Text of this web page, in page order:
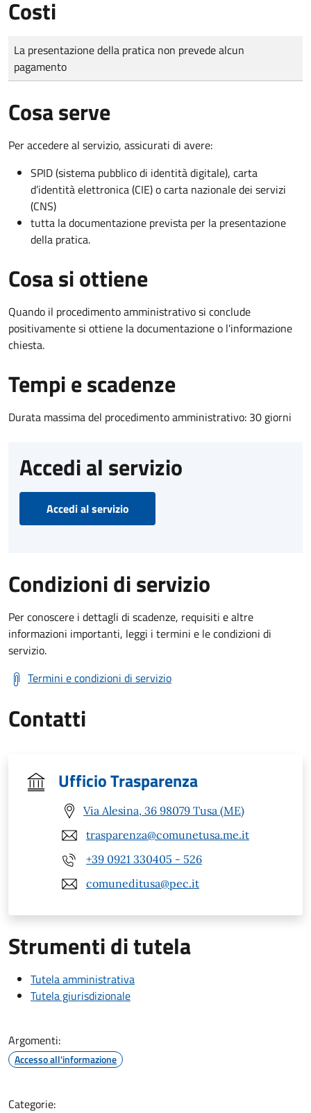
Costi
Tipo di pagamento
Importo
La presentazione della pratica non prevede alcun
pagamento
Cosa serve
Per accedere al servizio, assicurati di avere:
SPID (sistema pubblico di identità digitale), carta
d’identità elettronica (CIE) o carta nazionale dei servizi
(CNS)
tutta la documentazione prevista per la presentazione
della pratica.
Cosa si ottiene
Quando il procedimento amministrativo si conclude
positivamente si ottiene la documentazione o l'informazione
chiesta.
Tempi e scadenze
Durata massima del procedimento amministrativo: 30 giorni
Accedi al servizio
Accedi al servizio
Condizioni di servizio
Per conoscere i dettagli di scadenze, requisiti e altre
informazioni importanti, leggi i termini e le condizioni di
servizio.
Termini e condizioni di servizio
Contatti
Ufficio Trasparenza
Via Alesina, 36 98079 Tusa (ME)
trasparenza@comunetusa.me.it
+39 0921 330405 - 526
comuneditusa@pec.it
Strumenti di tutela
Tutela amministrativa
Tutela giurisdizionale
Argomenti:
Accesso all'informazione
Categorie: